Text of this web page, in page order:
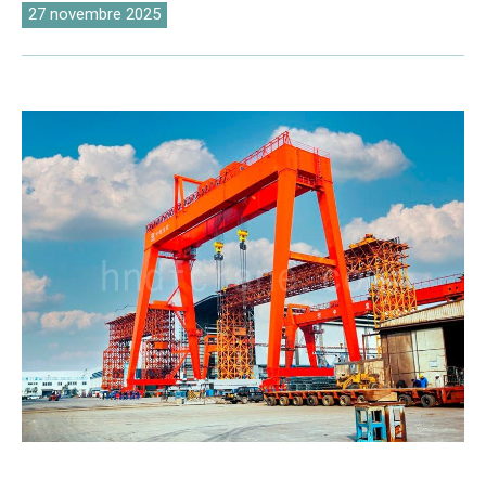
27 novembre 2025
اردو
Українська
Беларуская мова
Kiswahili
Dansk
Norsk
O‘zbekcha